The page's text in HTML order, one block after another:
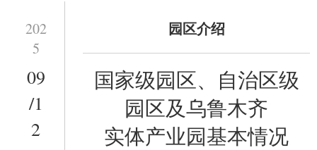
202
5
09
/1
2
园区介绍
国家级园区、自治区级
园区及乌鲁木齐
实体产业园基本情况